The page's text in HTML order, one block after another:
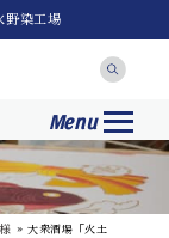
野染工場
Menu
» 大衆酒場「火土